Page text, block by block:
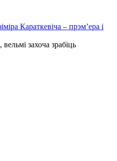
Караткевіча – прэм’ера і
захоча зрабіць